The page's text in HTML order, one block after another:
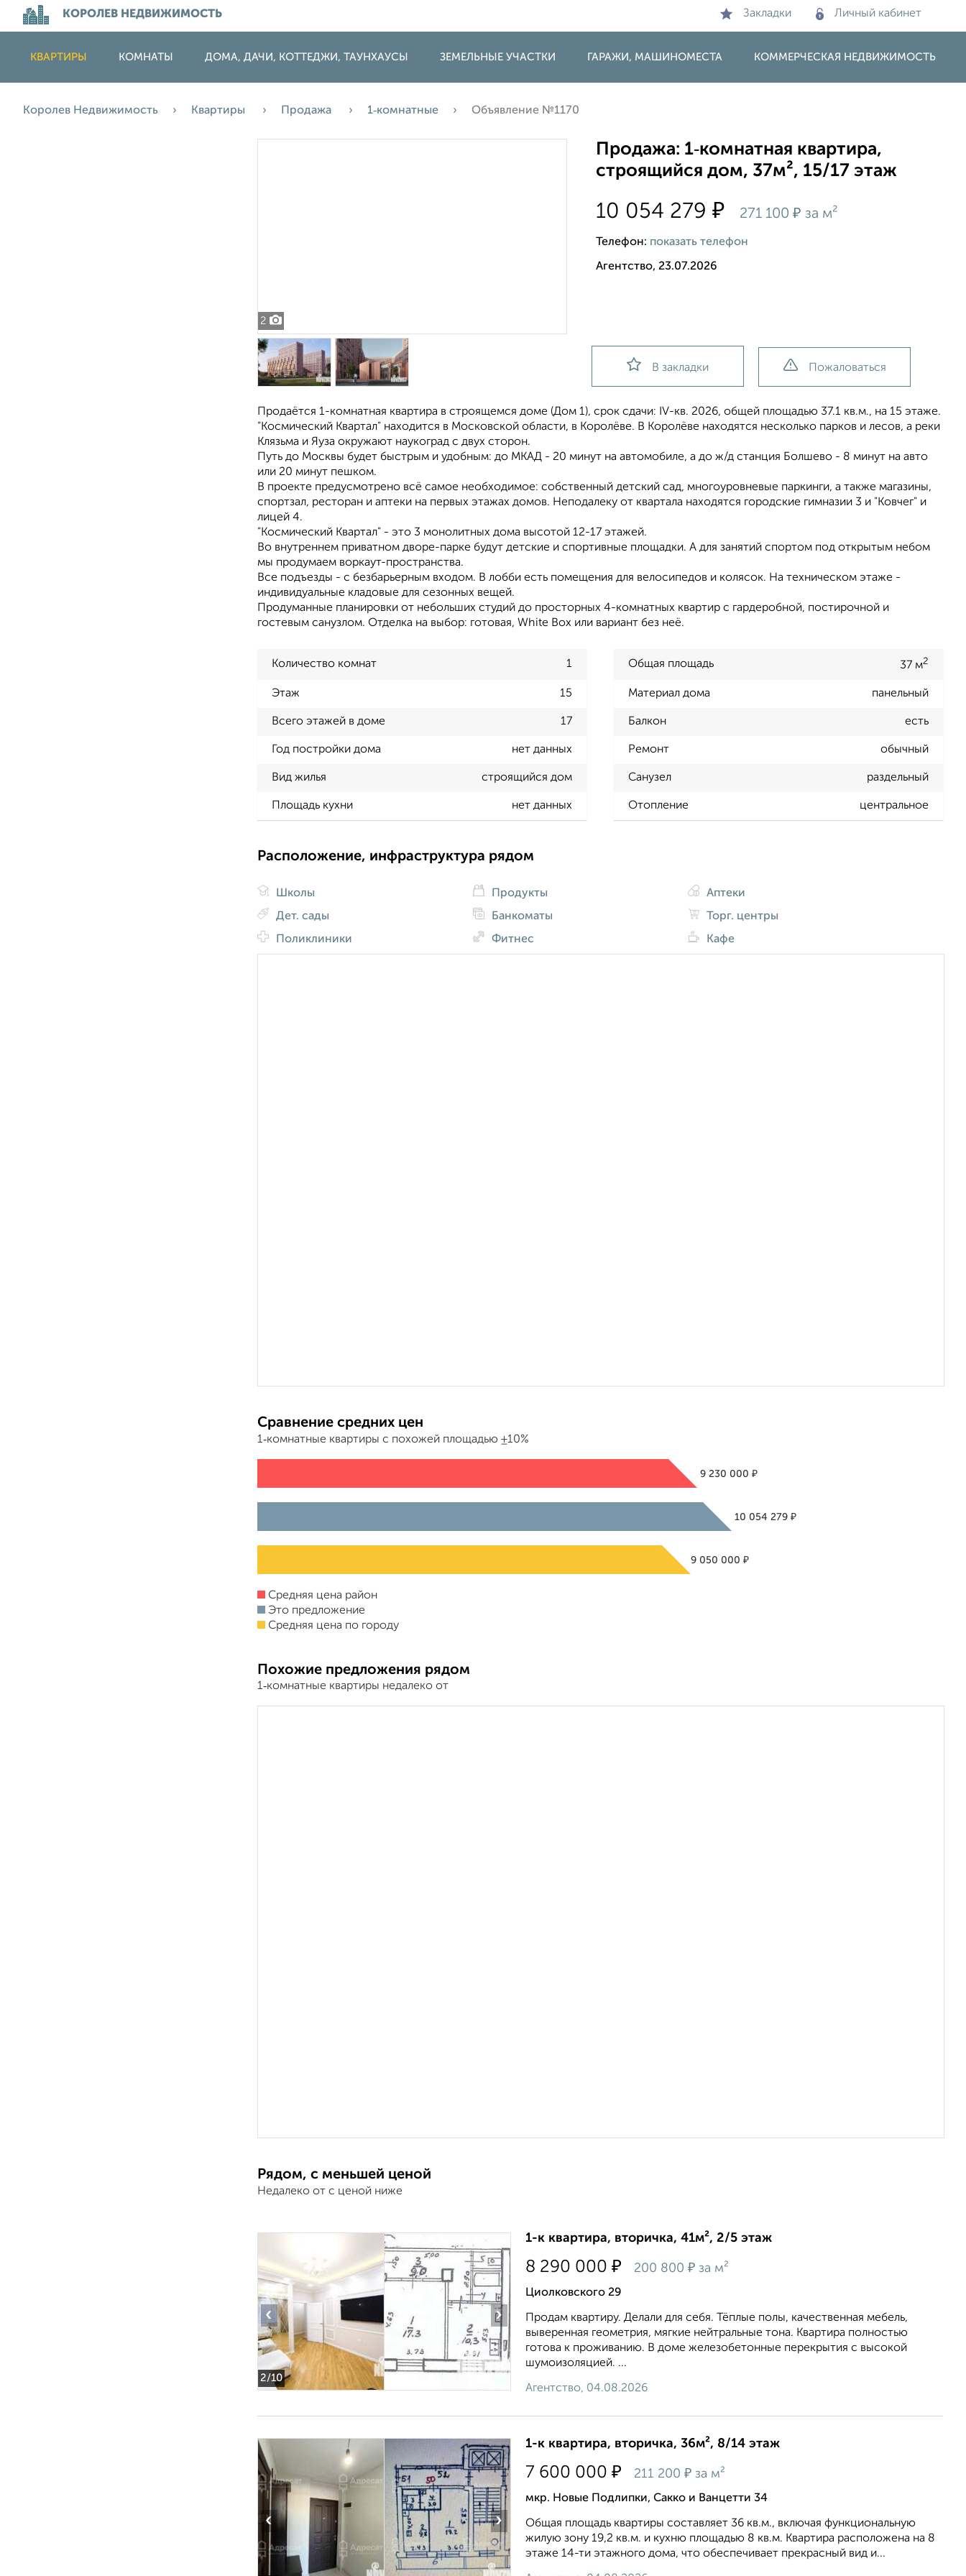
КОРОЛЕВ НЕДВИЖИМОСТЬ Закладки Личный кабинет
КВАРТИРЫ КОМНАТЫ ДОМА, ДАЧИ, КОТТЕДЖИ, ТАУНХАУСЫ ЗЕМЕЛЬНЫЕ УЧАСТКИ ГАРАЖИ, МАШИНОМЕСТА КОММЕРЧЕСКАЯ НЕДВИЖИМОСТЬ
Королев Недвижимость Квартиры Продажа 1‑комнатные Объявление №1170
2
Продажа: 1‑комнатная квартира,
строящийся дом, 37м², 15/17 этаж
10 054 279₽ 271 100₽ за м²
Телефон: показать телефон
Агентство, 23.07.2026
В закладки Пожаловаться
Продаётся 1-комнатная квартира в строящемся доме (Дом 1), срок сдачи: IV-кв. 2026, общей площадью 37.1 кв.м., на 15 этаже.
"Космический Квартал" находится в Московской области, в Королёве. В Королёве находятся несколько парков и лесов, а реки
Клязьма и Яуза окружают наукоград с двух сторон.
Путь до Москвы будет быстрым и удобным: до МКАД - 20 минут на автомобиле, а до ж/д станция Болшево - 8 минут на авто
или 20 минут пешком.
В проекте предусмотрено всё самое необходимое: собственный детский сад, многоуровневые паркинги, а также магазины,
спортзал, ресторан и аптеки на первых этажах домов. Неподалеку от квартала находятся городские гимназии 3 и "Ковчег" и
лицей 4.
"Космический Квартал" - это 3 монолитных дома высотой 12-17 этажей.
Во внутреннем приватном дворе-парке будут детские и спортивные площадки. А для занятий спортом под открытым небом
мы продумаем воркаут-пространства.
Все подъезды - с безбарьерным входом. В лобби есть помещения для велосипедов и колясок. На техническом этаже -
индивидуальные кладовые для сезонных вещей.
Продуманные планировки от небольших студий до просторных 4-комнатных квартир с гардеробной, постирочной и
гостевым санузлом. Отделка на выбор: готовая, White Box или вариант без неё.
Количество комнат 1 Общая площадь 37 м2
Этаж 15 Материал дома панельный
Всего этажей в доме 17 Балкон есть
Год постройки дома нет данных Ремонт обычный
Вид жилья строящийся дом Санузел раздельный
Площадь кухни нет данных Отопление центральное
Расположение, инфраструктура рядом
Школы
Дет. сады
Поликлиники
Продукты
Банкоматы
Фитнес
Аптеки
Торг. центры
Кафе
Сравнение средних цен
1‑комнатные квартиры с похожей площадью ±10%
9 230 000₽
10 054 279₽
9 050 000 ₽
Средняя цена район
Это предложение
Средняя цена по городу
Похожие предложения рядом
1‑комнатные квартиры недалеко от
Рядом, с меньшей ценой
Недалеко от с ценой ниже
2/10
‹ ›
1-к квартира, вторичка, 41м², 2/5 этаж
8 290 000 ₽ 200 800 ₽ за м²
Циолковского 29
Продам квартиру. Делали для себя. Тёплые полы, качественная мебель,
выверенная геометрия, мягкие нейтральные тона. Квартира полностью
готова к проживанию. В доме железобетонные перекрытия с высокой
шумоизоляцией. ...
Агентство, 04.08.2026
‹ ›
1-к квартира, вторичка, 36м², 8/14 этаж
7 600 000 ₽ 211 200 ₽ за м²
мкр. Новые Подлипки, Сакко и Ванцетти 34
Общая площадь квартиры составляет 36 кв.м., включая функциональную
жилую зону 19,2 кв.м. и кухню площадью 8 кв.м. Квартира расположена на 8
этаже 14-ти этажного дома, что обеспечивает прекрасный вид и...